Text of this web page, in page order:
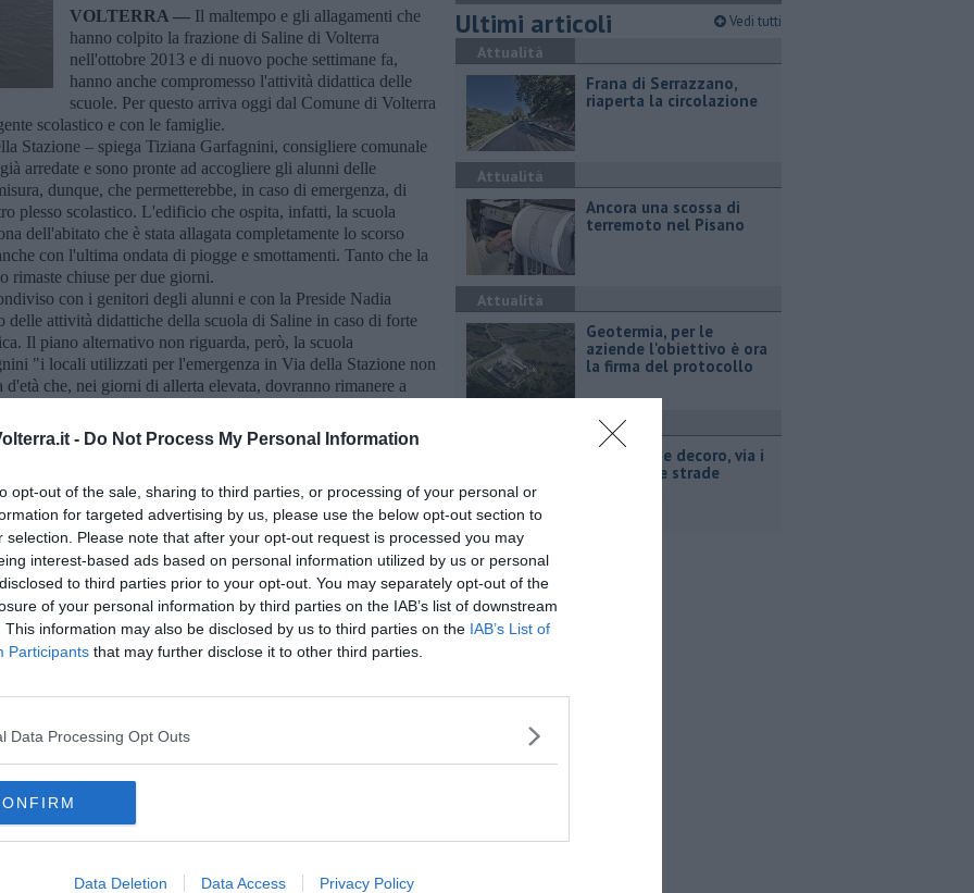
- Do Not Process My Personal Information
opt-out of the sale, sharing to third parties, or processing of your personal or
for targeted advertising by us, please use the below opt-out section to
selection. Please note that after your opt-out request is processed you may
interest-based ads based on personal information utilized by us or personal
to third parties prior to your opt-out. You may separately opt-out of the
of your personal information by third parties on the IAB’s list of downstream
This information may also be disclosed by us to third parties on the IAB’s List of
Participants that may further disclose it to other third parties.
Data Processing Opt Outs
Data Deletion Data Access Privacy Policy
VOLTERRA — Il maltempo e gli allagamenti che
hanno colpito la frazione di Saline di Volterra
nell'ottobre 2013 e di nuovo poche settimane fa,
hanno anche compromesso l'attività didattica delle
scuole. Per questo arriva oggi dal Comune di Volterra
scolastico e con le famiglie.
Stazione – spiega Tiziana Garfagnini, consigliere comunale
arredate e sono pronte ad accogliere gli alunni delle
dunque, che permetterebbe, in caso di emergenza, di
plesso scolastico. L'edificio che ospita, infatti, la scuola
dell'abitato che è stata allagata completamente lo scorso
con l'ultima ondata di piogge e smottamenti. Tanto che la
rimaste chiuse per due giorni.
con i genitori degli alunni e con la Preside Nadia
delle attività didattiche della scuola di Saline in caso di forte
Il piano alternativo non riguarda, però, la scuola
"i locali utilizzati per l'emergenza in Via della Stazione non
che, nei giorni di allerta elevata, dovranno rimanere a
– prosegue la consigliera - per rimediare
agli alunni di frequentare più giorni possibili di
- l’amministrazione comunale chiede la collaborazione di
civile, volontari a vario titolo, al fine di fronteggiare
giungono improvvise ed inaspettate".
iscriviti allaNewsletter QUInews - ToscanaMedia.
nella tua casella di posta.
Ultimi articoli Vedi tutti
Attualità
Frana di Serrazzano,
riaperta la circolazione
Attualità
Ancora una scossa di
terremoto nel Pisano
Attualità
Geotermia, per le
aziende l'obiettivo è ora
la firma del protocollo
Operazione decoro, via i
rifiuti dalle strade